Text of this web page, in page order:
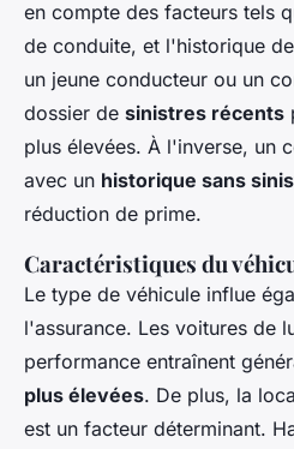
en compte des facteurs tels
de conduite, et l'historique
un jeune conducteur ou un
dossier de sinistres récents
plus élevées. À l'inverse, un
avec un historique sans
réduction de prime.
Caractéristiques du
Le type de véhicule influe
l'assurance. Les voitures de
performance entraînent
plus élevées. De plus, la
est un facteur déterminant.